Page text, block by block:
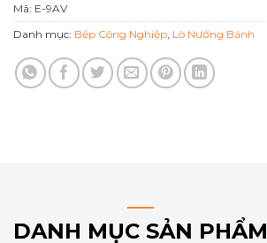
Mã: E-9AV
Danh mục: Bếp Công Nghiệp Lò Nướng Bánh
DANH MỤC SẢN PHẨM